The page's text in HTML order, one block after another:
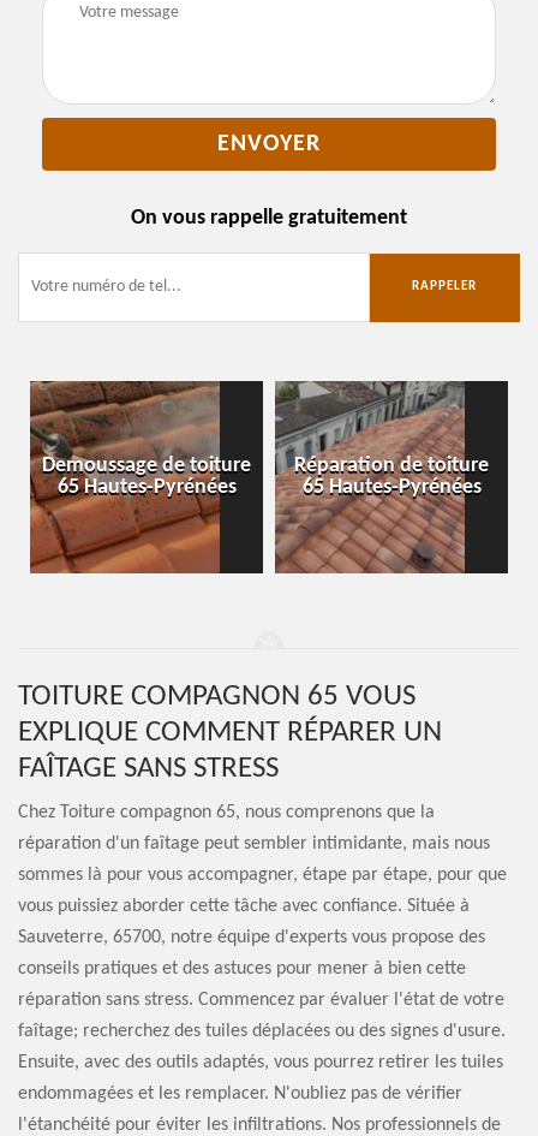
On vous rappelle gratuitement
Demoussage de toiture
65 Hautes-Pyrénées
Réparation de toiture
65 Hautes-Pyrénées
TOITURE COMPAGNON 65 VOUS
EXPLIQUE COMMENT RÉPARER UN
FAÎTAGE SANS STRESS
Chez Toiture compagnon 65, nous comprenons que la
réparation d'un faîtage peut sembler intimidante, mais nous
sommes là pour vous accompagner, étape par étape, pour que
vous puissiez aborder cette tâche avec confiance. Située à
Sauveterre, 65700, notre équipe d'experts vous propose des
conseils pratiques et des astuces pour mener à bien cette
réparation sans stress. Commencez par évaluer l'état de votre
faîtage; recherchez des tuiles déplacées ou des signes d'usure.
Ensuite, avec des outils adaptés, vous pourrez retirer les tuiles
endommagées et les remplacer. N'oubliez pas de vérifier
l'étanchéité pour éviter les infiltrations. Nos professionnels de